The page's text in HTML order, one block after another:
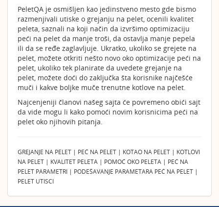
PeletQA je osmišljen kao jedinstveno mesto gde bismo
razmenjivali utiske o grejanju na pelet, ocenili kvalitet
peleta, saznali na koji način da izvršimo optimizaciju
peći na pelet da manje troši, da ostavlja manje pepela
ili da se ređe zaglavljuje. Ukratko, ukoliko se grejete na
pelet, možete otkriti nešto novo oko optimizacije peći na
pelet, ukoliko tek planirate da uvedete grejanje na
pelet, možete doći do zaključka šta korisnike najčešće
muči i kakve boljke muče trenutne kotlove na pelet.
Najcenjeniji članovi našeg sajta će povremeno obići sajt
da vide mogu li kako pomoći novim korisnicima peći na
pelet oko njihovih pitanja.
GREJANJE NA PELET | PEĆ NA PELET | KOTAO NA PELET | KOTLOVI
NA PELET | KVALITET PELETA | POMOĆ OKO PELETA | PEĆ NA
PELET PARAMETRI | PODEŠAVANJE PARAMETARA PEĆ NA PELET |
PELET UTISCI